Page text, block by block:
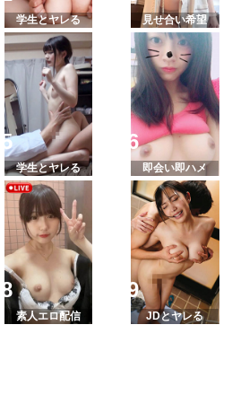
学生とヤレる 見せ合い希望
学生とヤレる 即会い即ハメ
素人エロ配信 JDとヤレる